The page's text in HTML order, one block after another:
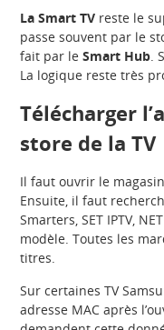
La Smart TV reste le
passe souvent par le
fait par leSmart Hub .
La logique reste très
Télécharger
store de la TV
Il faut ouvrir le
Ensuite, il faut
Smarters, SET IPTV,
modèle. Toutes les
titres.
Sur certaines TV
adresse MAC après